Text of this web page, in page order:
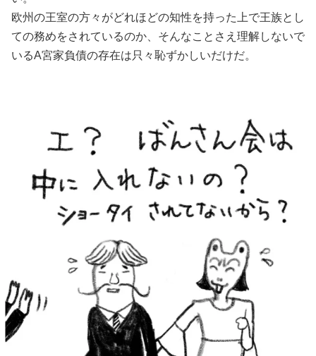
欧州の王室の方々がどれほどの知性を持った上で王族とし
ての務めをされているのか、そんなことさえ理解しないで
いるA宮家負債の存在は只々恥ずかしいだけだ。